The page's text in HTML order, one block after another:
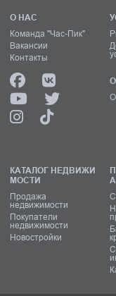
О НАС
Команда "Час-Пик"
Вакансии
Контакты
КАТАЛОГ НЕДВИЖИ
МОСТИ
Продажа
недвижимости
Покупатели
недвижимости
Новостройки